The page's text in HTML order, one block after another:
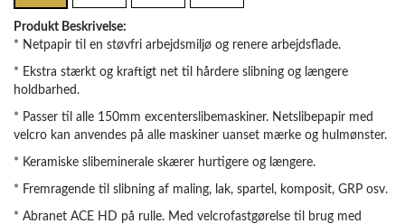
Produkt Beskrivelse:
* Netpapir til en støvfri arbejdsmiljø og renere arbejdsflade.
* Ekstra stærkt og kraftigt net til hårdere slibning og længere
holdbarhed.
* Passer til alle 150mm excenterslibemaskiner. Netslibepapir med
velcro kan anvendes på alle maskiner uanset mærke og hulmønster.
* Keramiske slibeminerale skærer hurtigere og længere.
* Fremragende til slibning af maling, lak, spartel, komposit, GRP osv.
* Abranet ACE HD på rulle. Med velcrofastgørelse til brug med